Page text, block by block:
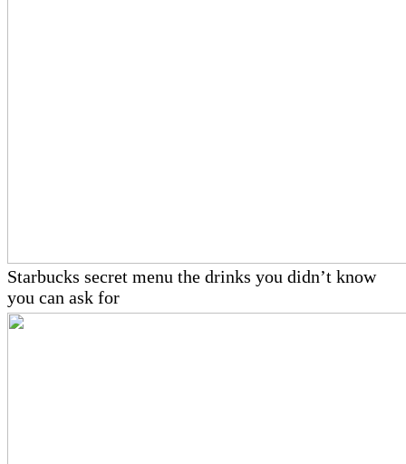
Starbucks secret menu the drinks you didn’t know
you can ask for